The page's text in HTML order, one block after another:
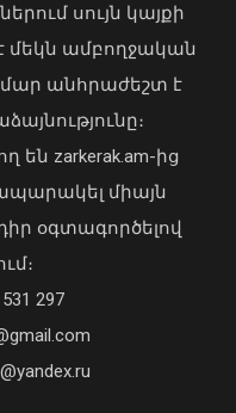
սույն կայքի
մեկն ամբողջական
անհրաժեշտ է
zarkerak.am-ից
միայն
օգտագործելով
297